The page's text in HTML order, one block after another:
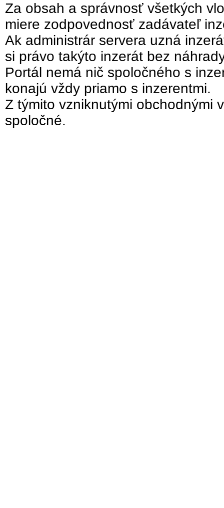
Za obsah a správnosť všetkých
miere zodpovednosť zadávateľ
Ak administrár servera uzná
si právo takýto inzerát bez
Portál nemá nič spoločného s
konajú vždy priamo s inzerentmi.
Z týmito vzniknutými obchodnými
spoločné.